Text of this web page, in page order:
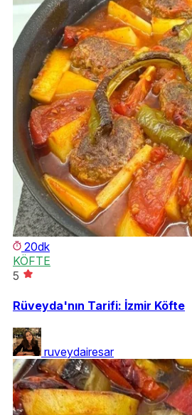
20dk
KÖFTE
5
Rüveyda'nın Tarifi: İzmir Köfte
ruveydairesar